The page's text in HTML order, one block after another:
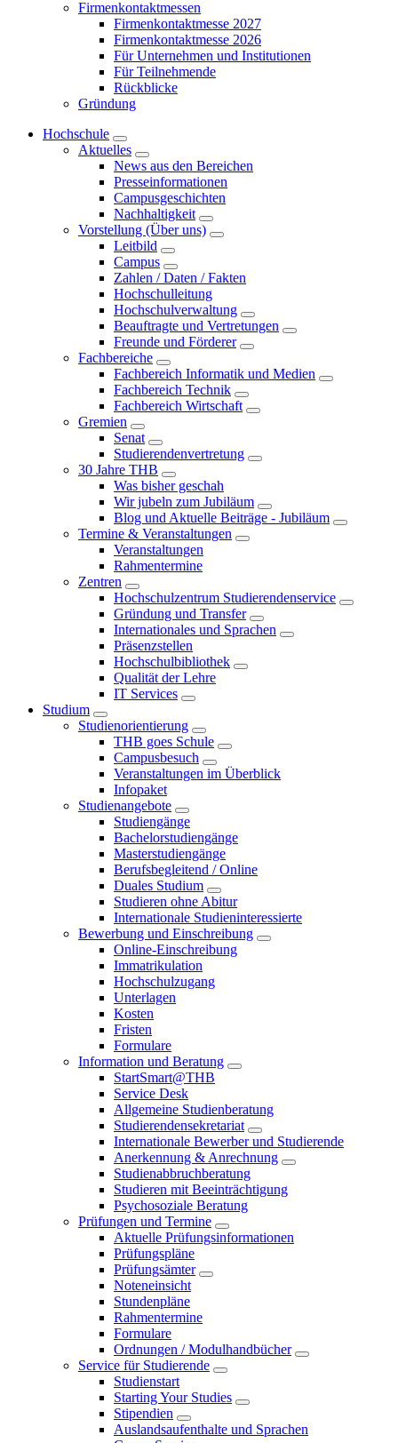
Firmenkontaktmessen
Firmenkontaktmesse 2027
Firmenkontaktmesse 2026
Für Unternehmen und Institutionen
Für Teilnehmende
Rückblicke
Gründung
Hochschule
Aktuelles
News aus den Bereichen
Presseinformationen
Campusgeschichten
Nachhaltigkeit
Vorstellung (Über uns)
Leitbild
Campus
Zahlen / Daten / Fakten
Hochschulleitung
Hochschulverwaltung
Beauftragte und Vertretungen
Freunde und Förderer
Fachbereiche
Fachbereich Informatik und Medien
Fachbereich Technik
Fachbereich Wirtschaft
Gremien
Senat
Studierendenvertretung
30 Jahre THB
Was bisher geschah
Wir jubeln zum Jubiläum
Blog und Aktuelle Beiträge - Jubiläum
Termine & Veranstaltungen
Veranstaltungen
Rahmentermine
Zentren
Hochschulzentrum Studierendenservice
Gründung und Transfer
Internationales und Sprachen
Präsenzstellen
Hochschulbibliothek
Qualität der Lehre
IT Services
Studium
Studienorientierung
THB goes Schule
Campusbesuch
Veranstaltungen im Überblick
Infopaket
Studienangebote
Studiengänge
Bachelorstudiengänge
Masterstudiengänge
Berufsbegleitend / Online
Duales Studium
Studieren ohne Abitur
Internationale Studieninteressierte
Bewerbung und Einschreibung
Online-Einschreibung
Immatrikulation
Hochschulzugang
Unterlagen
Kosten
Fristen
Formulare
Information und Beratung
StartSmart@THB
Service Desk
Allgemeine Studienberatung
Studierendensekretariat
Internationale Bewerber und Studierende
Anerkennung & Anrechnung
Studienabbruchberatung
Studieren mit Beeinträchtigung
Psychosoziale Beratung
Prüfungen und Termine
Aktuelle Prüfungsinformationen
Prüfungspläne
Prüfungsämter
Noteneinsicht
Stundenpläne
Rahmentermine
Formulare
Ordnungen / Modulhandbücher
Service für Studierende
Studienstart
Starting Your Studies
Stipendien
Auslandsaufenthalte und Sprachen